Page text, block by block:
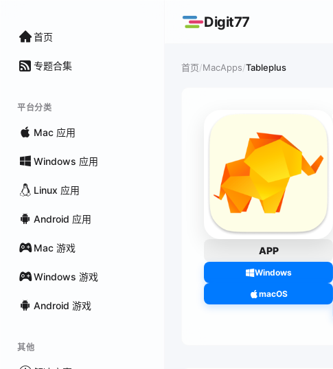
首页
专题合集
平台分类
Mac 应用
Windows 应用
Linux 应用
Android 应用
Mac 游戏
Windows 游戏
Android 游戏
其他
Digit77
首页/MacApps/Tableplus
APP
Windows
macOS